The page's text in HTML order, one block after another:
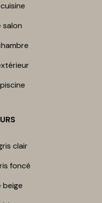
salon
clair
foncé
beige